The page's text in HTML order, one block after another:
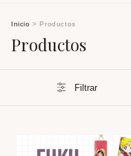
Inicio > Productos
Productos
Filtrar